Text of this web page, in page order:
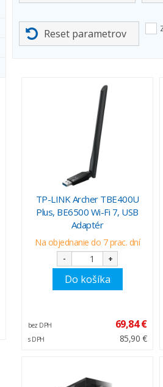
Reset parametrov
TP-LINK Archer TBE400U
Plus, BE6500 Wi-Fi 7, USB
Adaptér
Na objednanie do 7 prac. dní
- +
Do košíka
bez DPH 69,84 €
s DPH 85,90 €